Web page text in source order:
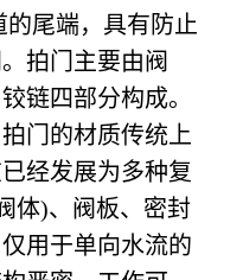
尾端，具有防止
拍门主要由阀
链四部分构成。
门的材质传统上
经发展为多种复
体)、阀板、密封
用于单向水流的